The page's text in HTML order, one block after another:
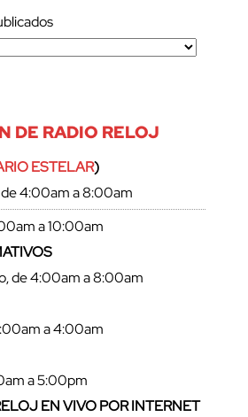
DE RADIO RELOJ
ESTELAR)
de 4:00am a 8:00am
a 10:00am
de 4:00am a 8:00am
a 4:00am
a 5:00pm
EN VIVO POR INTERNET